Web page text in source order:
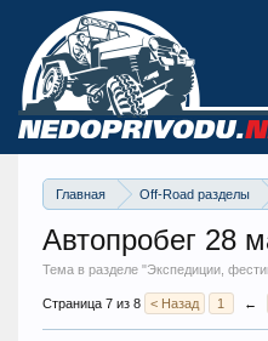
Главная Off-Road разделы
Автопробег 28
Тема в разделе "Экспедиции,
Страница 7 из 8 < Назад 1 ←